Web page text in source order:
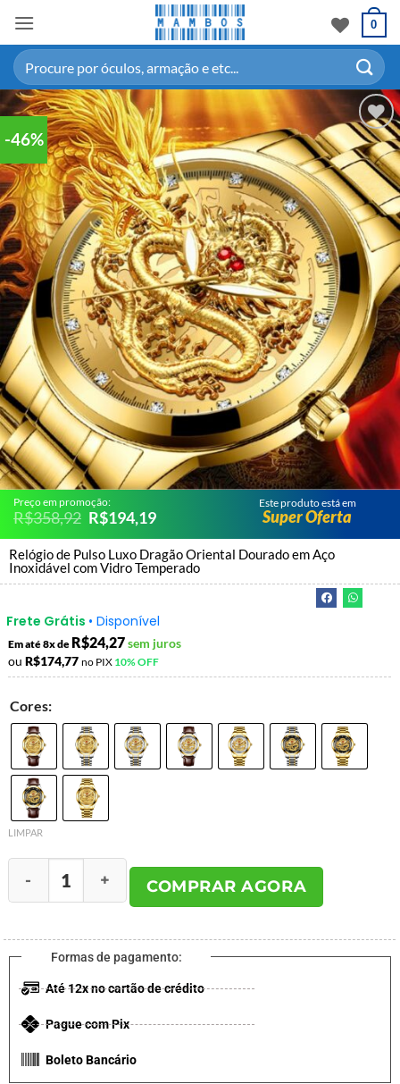
0
-46%
Adicionar
aos meus
desejos
Preço em promoção:
R$358,92 R$194,19
Este produto está em
Super Oferta
Relógio de Pulso Luxo Dragão Oriental Dourado em Aço
Inoxidável com Vidro Temperado
Frete Grátis • Disponível
Em até 8x de R$24,27sem juros
ou R$174,77 no PIX 10% OFF
Cores:
LIMPAR
COMPRAR AGORA
Formas de pagamento:
Até 12x no cartão de crédito
Pague com Pix
Boleto Bancário